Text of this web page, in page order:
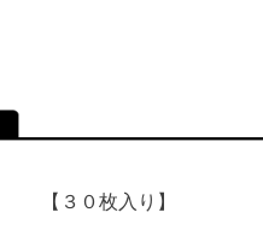
【３０枚入り】